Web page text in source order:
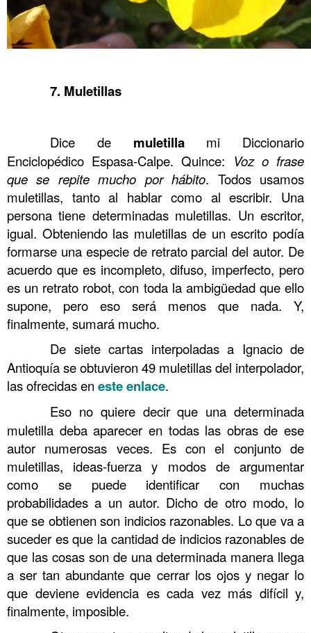
7. Muletillas
Dice de muletillami Diccionario
Enciclopédico Espasa-Calpe. Quince: Voz o frase
que se repite mucho por hábito. Todos usamos
muletillas, tanto al hablar como al escribir. Una
persona tiene determinadas muletillas. Un escritor,
igual. Obteniendo las muletillas de un escrito podía
formarse una especie de retrato parcial del autor. De
acuerdo que es incompleto, difuso, imperfecto, pero
es un retrato robot, con toda la ambigüedad que ello
supone, pero eso será menos que nada. Y,
finalmente, sumará mucho.
De siete cartas interpoladas a Ignacio de
Antioquía se obtuvieron 49 muletillas del interpolador,
las ofrecidas en este enlace.
Eso no quiere decir que una determinada
muletilla deba aparecer en todas las obras de ese
autor numerosas veces. Es con el conjunto de
muletillas, ideas-fuerza y modos de argumentar
como se puede identificar con muchas
probabilidades a un autor. Dicho de otro modo, lo
que se obtienen son indicios razonables. Lo que va a
suceder es que la cantidad de indicios razonables de
que las cosas son de una determinada manera llega
a ser tan abundante que cerrar los ojos y negar lo
que deviene evidencia es cada vez más difícil y,
finalmente, imposible.